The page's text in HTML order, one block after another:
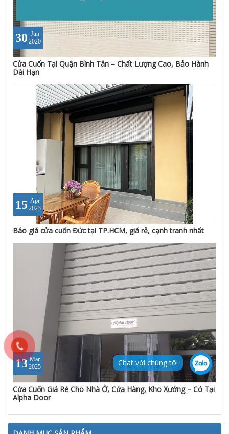
30 Jun
2020
Cửa Cuốn Tại Quận Bình Tân – Chất Lượng Cao, Bảo Hành
Dài Hạn
15 Apr
2023
Báo giá cửa cuốn Đức tại TP.HCM, giá rẻ, cạnh tranh nhất
13 Mar
2025
Cửa Cuốn Giá Rẻ Cho Nhà Ở, Cửa Hàng, Kho Xưởng – Có Tại
Alpha Door
Chat với chúng tôi